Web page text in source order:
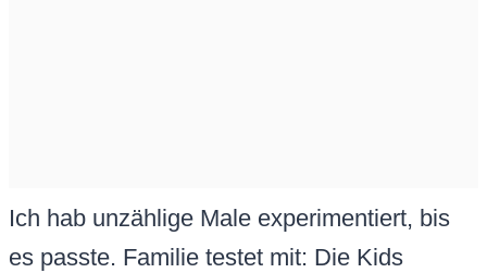
Ich hab unzählige Male experimentiert, bis
es passte. Familie testet mit: Die Kids